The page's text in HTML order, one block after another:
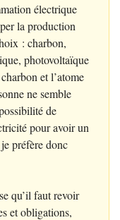
électrique
la production
: charbon,
photovoltaïque
et l’atome
ne semble
de
pour avoir un
préfère donc
qu’il faut revoir
et obligations,